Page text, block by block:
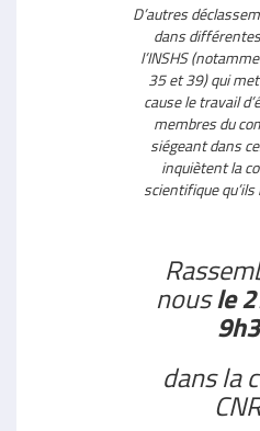
D’autres
dans
l’INSHS
35 et 39) qui
cause le travail
membres du
siégeant dans
inquiètent la
scientifique
nousle
dans la